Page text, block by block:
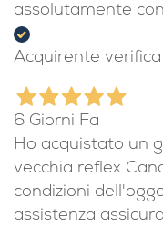
assolutamente
Acquirente
6 Giorni Fa
Ho acquistato un
vecchia reflex
condizioni
assistenza